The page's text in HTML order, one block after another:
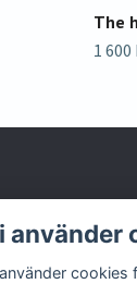
The
1 600
använder
cookies